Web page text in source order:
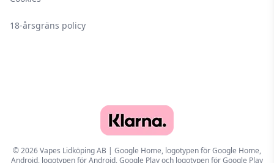
18-årsgräns policy
© 2026 Vapes Lidköping AB | Google Home, logotypen för Google Home,
Android, logotypen för Android, Google Play och logotypen för Google Play